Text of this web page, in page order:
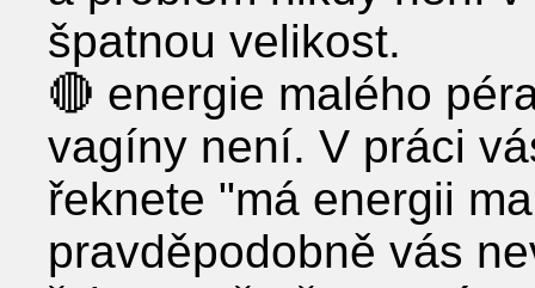
špatnou velikost.
🔴 energie malého
vagíny není. V práci
řeknete "má energii
pravděpodobně vás